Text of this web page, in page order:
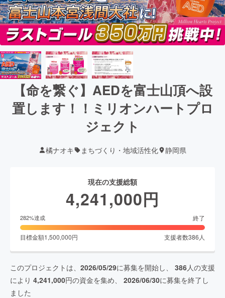
【命を繋ぐ】AEDを富士山頂へ設
置します！！ミリオンハートプロ
ジェクト
橘ナオキ まちづくり・地域活性化 静岡県
現在の支援総額
4,241,000円
282%達成 終了
目標金額1,500,000円 支援者数386 人
このプロジェクトは、 2026/05/29に募集を開始し、 386人の支援
により 4,241,000円の資金を集め、 2026/06/30に募集を終了し
ました